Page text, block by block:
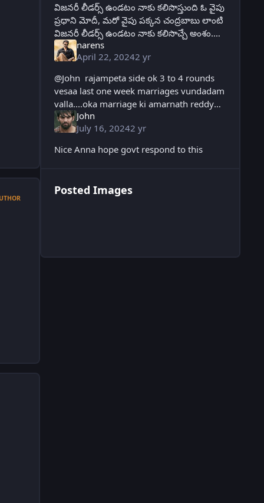
విజనరీ లీడర్స్‌ ఉండటం నాకు కలిసొస్తుంది ఓ వైపు
ప్రధాని మోదీ, మరో వైపు పక్కన చంద్రబాబు లాంటి
విజనరీ లీడర్స్‌ ఉండటం నాకు కలిసొచ్చే అంశం.
దేశ ప్రజలు గర్వపడేలా బాధ్యతలు నిర్వర్తిస్తా.
భోగాపురం ఎయిర్‌
narens
April 22, 20242 yr
@John rajampeta side ok 3 to 4 rounds
vesaa last one week marriages vundadam
valla....oka marriage ki amarnath reddy
kooda vachaadu....akkada janam
cheppadam entante, eesari chengal
John
July 16, 20242 yr
Nice Anna hope govt respond to this
Posted Images